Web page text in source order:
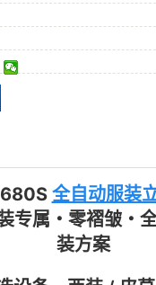
全自动服装
属・零褶皱・
装方案